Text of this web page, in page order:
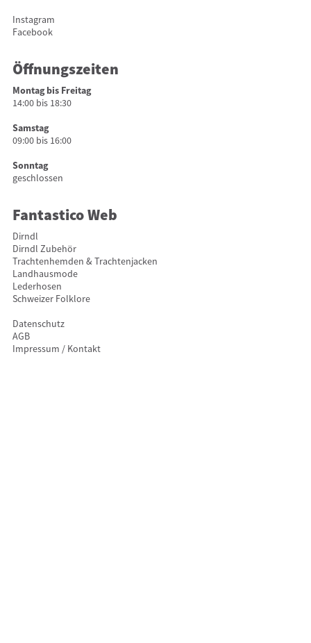
Instagram
Facebook
Öffnungszeiten
Montag bis Freitag
14:00 bis 18:30
Samstag
09:00 bis 16:00
Sonntag
geschlossen
Fantastico Web
Dirndl
Dirndl Zubehör
Trachtenhemden & Trachtenjacken
Landhausmode
Lederhosen
Schweizer Folklore
Datenschutz
AGB
Impressum / Kontakt